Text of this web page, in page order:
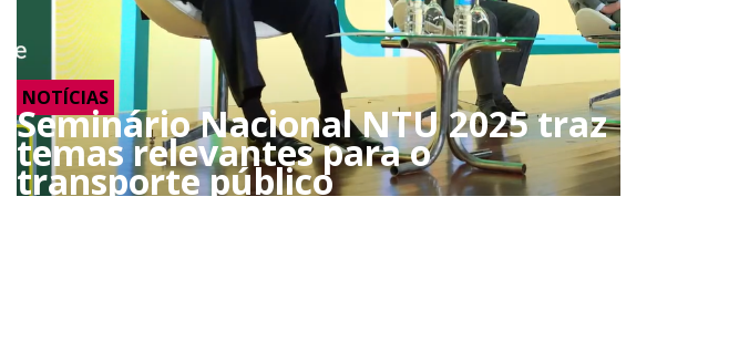
NOTÍCIAS
Seminário Nacional NTU 2025 traz
temas relevantes para o
transporte público